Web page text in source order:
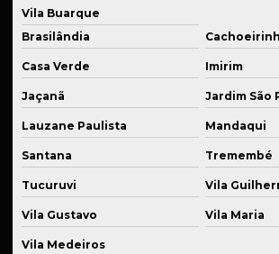
Fabricante de peças para setor alimentício
Fabricante de sistema de suspensão
Fabricante de sistemas de suspensão
Fabricante de suspensão a ar
Fornecedor de componentes para suspensão
Fornecedor de eixos usinados
Fornecedor de kits para suspensão
Vila Buarque
Brasilândia
Casa Verde Imirim
Jaçanã Jardim São
Lauzane Paulista Mandaqui
Santana Tremembé
Tucuruvi Vila
Vila Gustavo Vila Maria
Vila Medeiros